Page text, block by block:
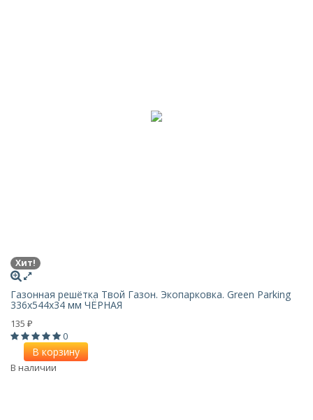
Хит!
Газонная решётка Твой Газон. Экопарковка. Green Parking
336х544х34 мм ЧЁРНАЯ
135 ₽
0
В корзину
В наличии